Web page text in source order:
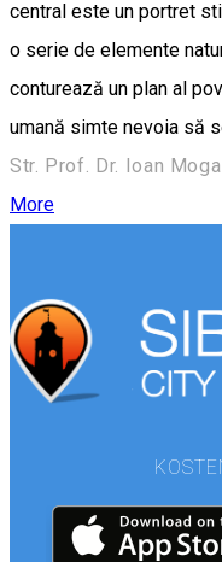
central este un portret
o serie de elemente
conturează un plan al
umană simte nevoia să
Str. Prof. Dr. Ioan
More